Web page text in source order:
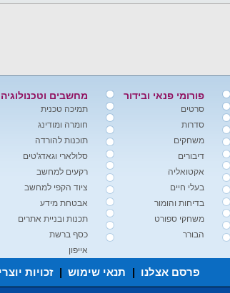
פורומי פנאי ובידור
סרטים
סדרות
משחקים
דיבורים
אקטואליה
בעלי חיים
בדיחות והומור
משחקי ספורט
הבורר
מחשבים וטכנולוגיה
תמיכה טכנית
חומרה ומודינג
תוכנות להורדה
סלולארי וגאדג'טים
רקעים למחשב
ציוד הקפי למחשב
אבטחת מידע
תכנות ובניית אתרים
כסף ברשת
אייפון
פרסם אצלנו | תנאי שימוש | זכויות